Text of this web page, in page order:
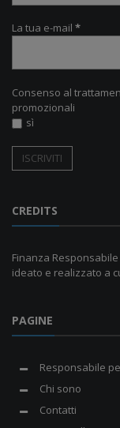
La tua e-mail *
Consenso al
promozionali
sì
CREDITS
Finanza
ideato e realizzato a
PAGINE
Responsabile
Chi sono
Contatti